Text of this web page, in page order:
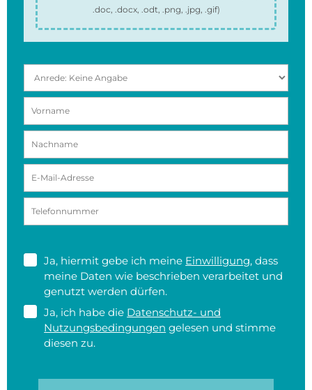
.doc, .docx, .odt, .png, .jpg, .gif)
Ja, hiermit gebe ich meine Einwilligung, dass
meine Daten wie beschrieben verarbeitet und
genutzt werden dürfen.
Ja, ich habe die Datenschutz- und
Nutzungsbedingungen gelesen und stimme
diesen zu.